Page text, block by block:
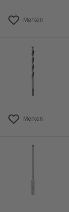
Merken
Merken